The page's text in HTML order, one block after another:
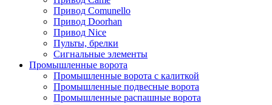
Привод Comunello
Привод Doorhan
Привод Nice
Пульты, брелки
Сигнальные элементы
Промышленные ворота
Промышленные ворота с калиткой
Промышленные подвесные ворота
Промышленные распашные ворота